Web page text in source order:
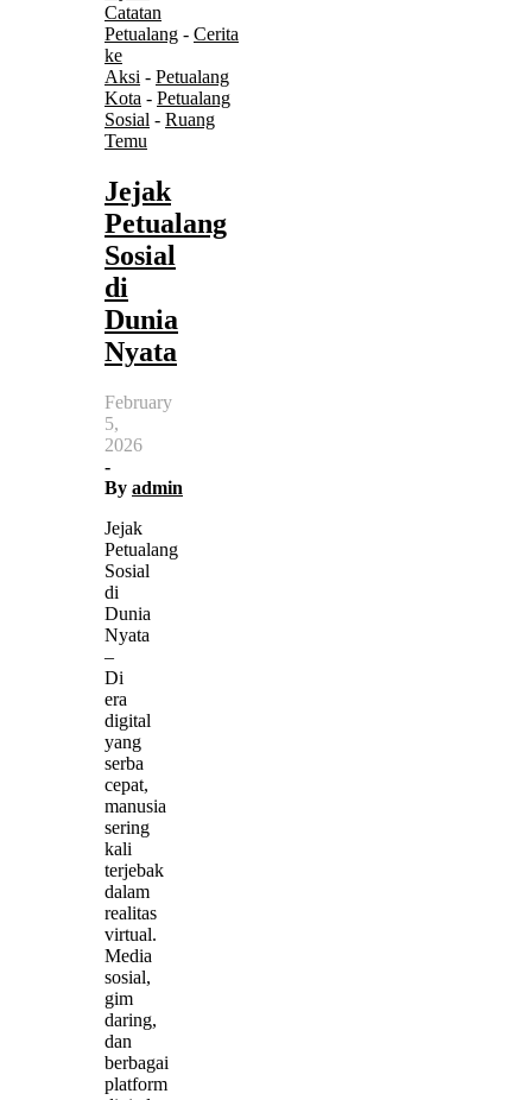
Catatan
Petualang - Cerita
ke
Aksi - Petualang
Kota - Petualang
Sosial - Ruang
Temu
Jejak
Petualang
Sosial
di
Dunia
Nyata
February
5,
2026
-
By admin
Jejak
Petualang
Sosial
di
Dunia
Nyata
–
Di
era
digital
yang
serba
cepat,
manusia
sering
kali
terjebak
dalam
realitas
virtual.
Media
sosial,
gim
daring,
dan
berbagai
platform